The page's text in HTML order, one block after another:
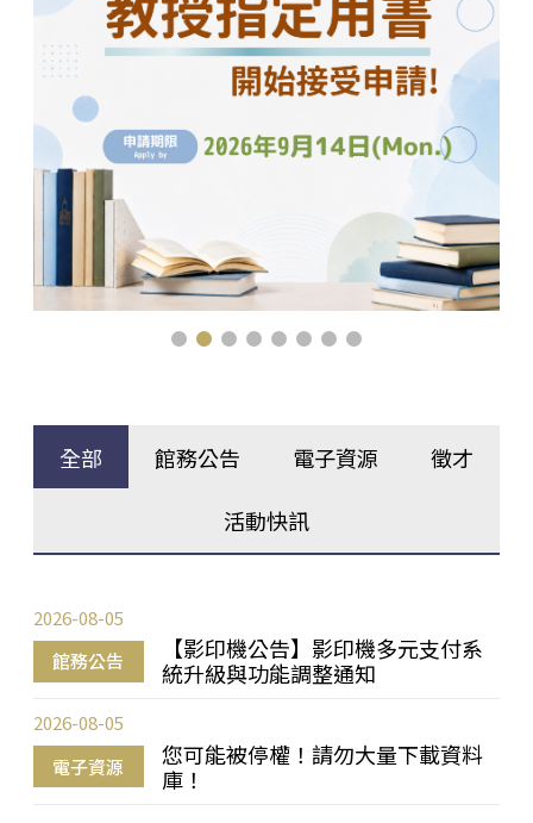
全部 館務公告 電子資源 徵才
活動快訊
館務公告
【影印機公告】影印機多元支付系
統升級與功能調整通知
2026-08-05
電子資源
您可能被停權！請勿大量下載資料
庫！
2026-08-05